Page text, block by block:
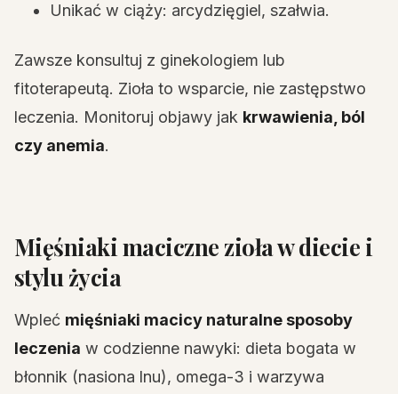
Unikać w ciąży: arcydzięgiel, szałwia.
Zawsze konsultuj z ginekologiem lub
fitoterapeutą. Zioła to wsparcie, nie zastępstwo
leczenia. Monitoruj objawy jak krwawienia, ból
czy anemia.
Mięśniaki maciczne zioła w diecie i
stylu życia
Wpleć mięśniaki macicy naturalne sposoby
leczenia w codzienne nawyki: dieta bogata w
błonnik (nasiona lnu), omega-3 i warzywa